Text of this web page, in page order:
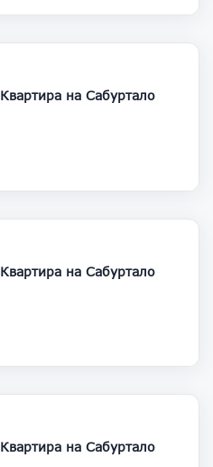
145 000
Продается 3 комнатная Квартира на Сабуртало
160 000
Продается 3 комнатная Квартира на Сабуртало
155 000
Продается 3 комнатная Квартира на Сабуртало